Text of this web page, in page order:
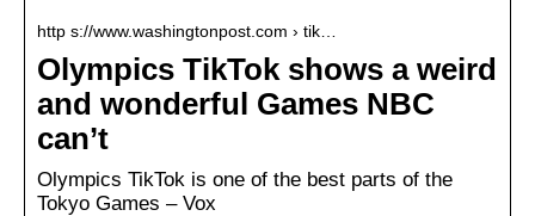
http s://www.washingtonpost.com › tik…
Olympics TikTok shows a weird
and wonderful Games NBC
can’t
Olympics TikTok is one of the best parts of the
Tokyo Games – Vox